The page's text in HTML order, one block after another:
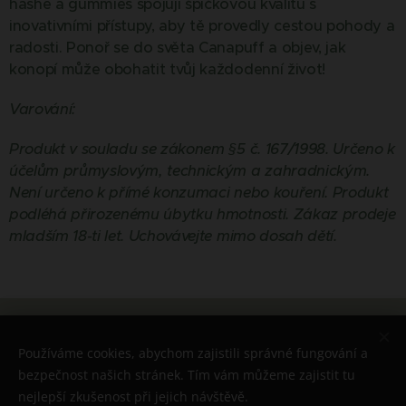
hashe a gummies spojují špičkovou kvalitu s
inovativními přístupy, aby tě provedly cestou pohody a
radosti. Ponoř se do světa Canapuff a objev, jak
konopí může obohatit tvůj každodenní život!
Varování:
Produkt v souladu se zákonem §5 č. 167/1998. Určeno k
účelům průmyslovým, technickým a zahradnickým.
Není určeno k přímé konzumaci nebo kouření. Produkt
podléhá přirozenému úbytku hmotnosti. Zákaz prodeje
mladším 18-ti let. Uchovávejte mimo dosah dětí.
Cookies
Používáme cookies, abychom zajistili správné fungování a
bezpečnost našich stránek. Tím vám můžeme zajistit tu
nejlepší zkušenost při jejich návštěvě.